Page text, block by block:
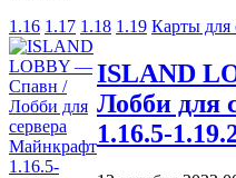
1.16 1.17 1.18 1.19 Карты для
ISLAND
Лобби для
1.16.5-